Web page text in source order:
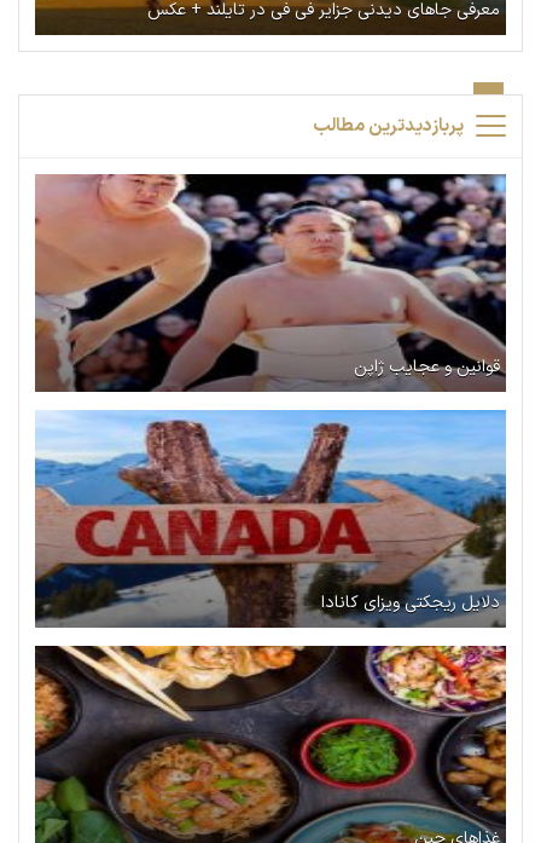
معرفی جاهای دیدنی جزایر فی فی در تایلند + عکس
پربازدیدترین مطالب
قوانین و عجایب ژاپن
دلایل ریجکتی ویزای کانادا